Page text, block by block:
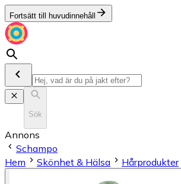
Fortsätt till huvudinnehåll
Sök
Annons
Schampo
Hem
Skönhet & Hälsa Hårprodukter